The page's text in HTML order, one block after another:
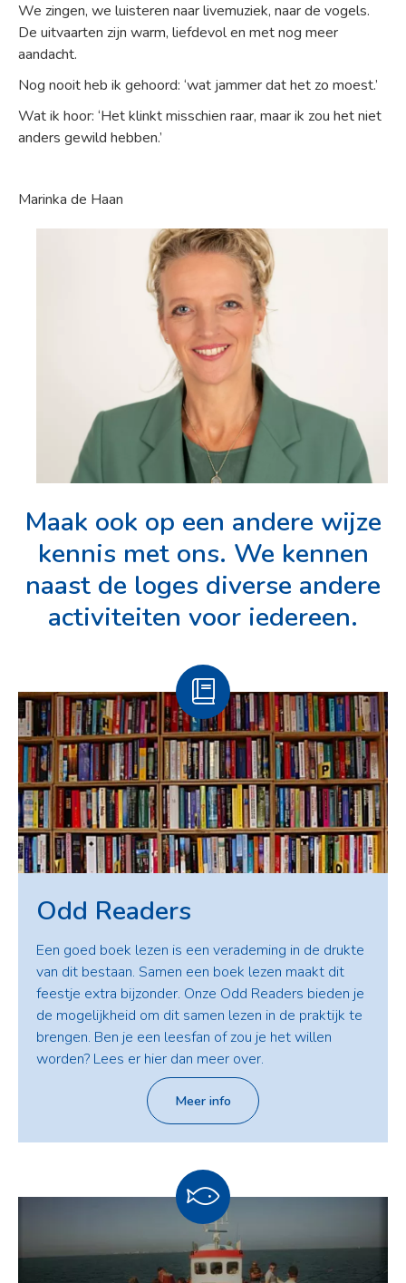
We zingen, we luisteren naar livemuziek, naar de vogels.
De uitvaarten zijn warm, liefdevol en met nog meer
aandacht.
Nog nooit heb ik gehoord: ‘wat jammer dat het zo moest.’
Wat ik hoor: ‘Het klinkt misschien raar, maar ik zou het niet
anders gewild hebben.’
Marinka de Haan
Maak ook op een andere wijze
kennis met ons. We kennen
naast de loges diverse andere
activiteiten voor iedereen.
Odd Readers
Een goed boek lezen is een verademing in de drukte
van dit bestaan. Samen een boek lezen maakt dit
feestje extra bijzonder. Onze Odd Readers bieden je
de mogelijkheid om dit samen lezen in de praktijk te
brengen. Ben je een leesfan of zou je het willen
worden? Lees er hier dan meer over.
Meer info